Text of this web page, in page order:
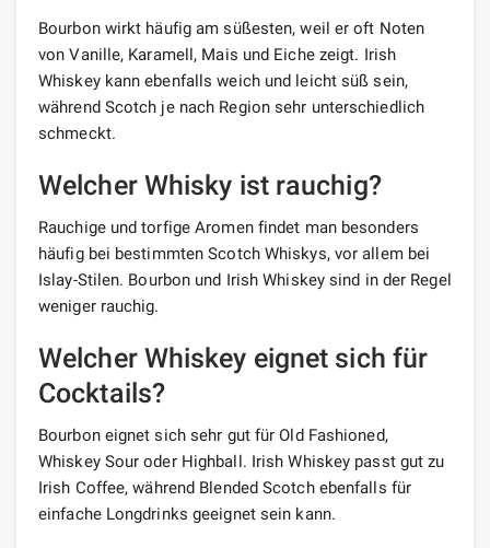
Bourbon wirkt häufig am süßesten, weil er oft Noten
von Vanille, Karamell, Mais und Eiche zeigt. Irish
Whiskey kann ebenfalls weich und leicht süß sein,
während Scotch je nach Region sehr unterschiedlich
schmeckt.
Welcher Whisky ist rauchig?
Rauchige und torfige Aromen findet man besonders
häufig bei bestimmten Scotch Whiskys, vor allem bei
Islay-Stilen. Bourbon und Irish Whiskey sind in der Regel
weniger rauchig.
Welcher Whiskey eignet sich für
Cocktails?
Bourbon eignet sich sehr gut für Old Fashioned,
Whiskey Sour oder Highball. Irish Whiskey passt gut zu
Irish Coffee, während Blended Scotch ebenfalls für
einfache Longdrinks geeignet sein kann.